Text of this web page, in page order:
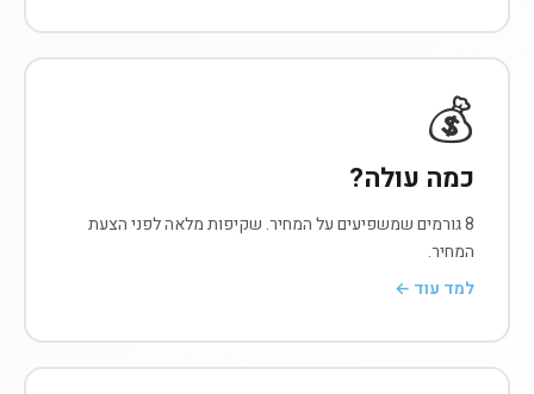
💰
כמה עולה?
8 גורמים שמשפיעים על המחיר. שקיפות מלאה לפני הצעת
המחיר.
למד עוד ←